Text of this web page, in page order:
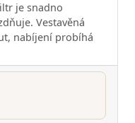
je snadno
Vestavěná
nabíjení probíhá